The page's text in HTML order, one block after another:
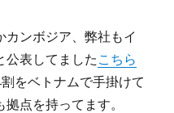
ンボジア、弊社もイ
公表してましたこちら
をベトナムで手掛けて
点を持ってます。